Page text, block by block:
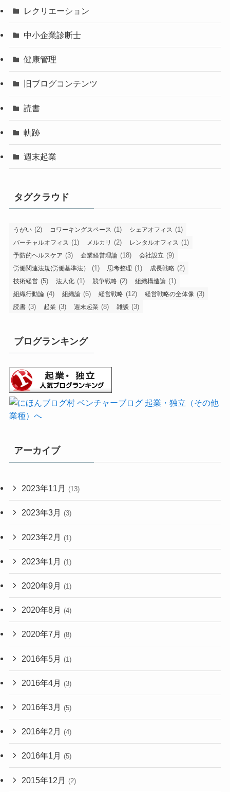
レクリエーション
中小企業診断士
健康管理
旧ブログコンテンツ
読書
軌跡
週末起業
タグクラウド
うがい (2) コワーキングスペース (1) シェアオフィス (1)
バーチャルオフィス (1) メルカリ (2) レンタルオフィス (1)
予防的ヘルスケア (3) 企業経営理論 (18) 会社設立 (9)
労働関連法規(労働基準法） (1) 思考整理 (1) 成長戦略 (2)
技術経営 (5) 法人化 (1) 競争戦略 (2) 組織構造論 (1)
組織行動論 (4) 組織論 (6) 経営戦略 (12) 経営戦略の全体像 (3)
読書 (3) 起業 (3) 週末起業 (8) 雑談 (3)
ブログランキング
アーカイブ
2023年11月 (13)
2023年3月 (3)
2023年2月 (1)
2023年1月 (1)
2020年9月 (1)
2020年8月 (4)
2020年7月 (8)
2016年5月 (1)
2016年4月 (3)
2016年3月 (5)
2016年2月 (4)
2016年1月 (5)
2015年12月 (2)